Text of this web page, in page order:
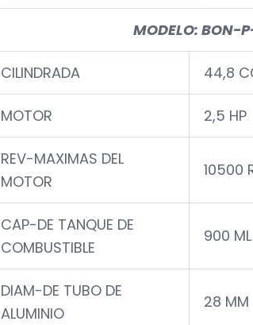
MODELO: BON-
CILINDRADA 44,8
MOTOR 2,5 HP
REV-MAXIMAS DEL
MOTOR
10500
CAP-DE TANQUE DE
COMBUSTIBLE
900 ML
DIAM-DE TUBO DE
ALUMINIO
28 MM